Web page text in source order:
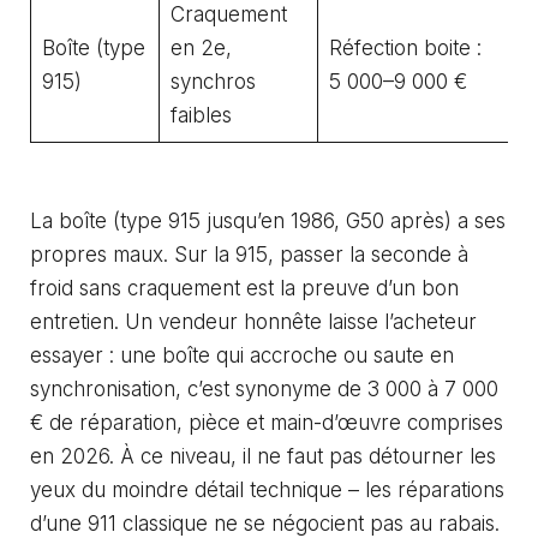
Boîte (type
915)
Craquement
en 2e,
synchros
faibles
Réfection boite :
5 000–9 000 €
La boîte (type 915 jusqu’en 1986, G50 après) a ses
propres maux. Sur la 915, passer la seconde à
froid sans craquement est la preuve d’un bon
entretien. Un vendeur honnête laisse l’acheteur
essayer : une boîte qui accroche ou saute en
synchronisation, c’est synonyme de 3 000 à 7 000
€ de réparation, pièce et main-d’œuvre comprises
en 2026. À ce niveau, il ne faut pas détourner les
yeux du moindre détail technique – les réparations
d’une 911 classique ne se négocient pas au rabais.